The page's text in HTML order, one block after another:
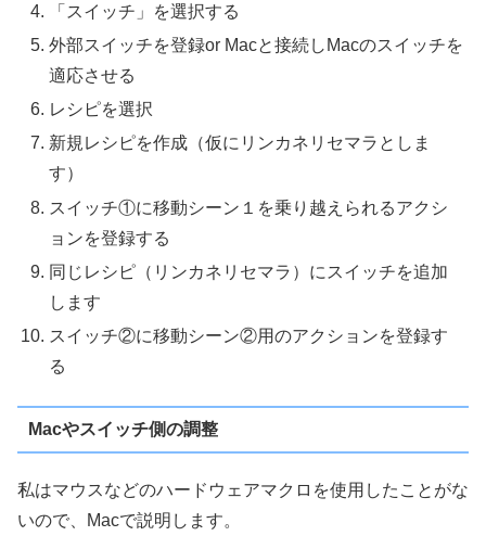
「スイッチ」を選択する
外部スイッチを登録or Macと接続しMacのスイッチを
適応させる
レシピを選択
新規レシピを作成（仮にリンカネリセマラとしま
す）
スイッチ①に移動シーン１を乗り越えられるアクシ
ョンを登録する
同じレシピ（リンカネリセマラ）にスイッチを追加
します
スイッチ②に移動シーン②用のアクションを登録す
る
Macやスイッチ側の調整
私はマウスなどのハードウェアマクロを使用したことがな
いので、Macで説明します。